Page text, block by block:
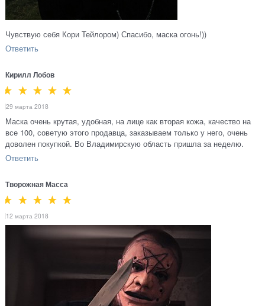
Чувствую себя Кори Тейлором) Спасибо, маска огонь!))
Ответить
Кирилл Лобов
29 марта 2018
Маска очень крутая, удобная, на лице как вторая кожа, качество на
все 100, советую этого продавца, заказываем только у него, очень
доволен покупкой. Во Владимирскую область пришла за неделю.
Ответить
Творожная Масса
12 марта 2018